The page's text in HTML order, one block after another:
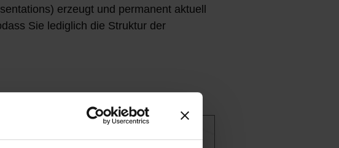
erzeugt und permanent aktuell
Sie lediglich die Struktur der